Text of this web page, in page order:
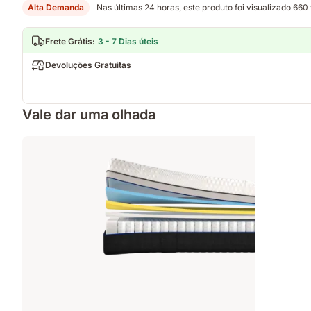
Alta Demanda Nas últimas 24 horas, este produto foi visualizado 660
Frete Grátis: 3 - 7 Dias úteis
Devoluções Gratuitas
Vale dar uma olhada